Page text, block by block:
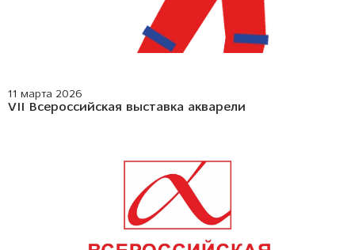
11 марта 2026
VII Всероссийская выставка акварели